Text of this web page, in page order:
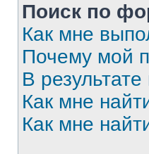
Поиск по
Как мне
Почему мой
В
Как мне
Как мне